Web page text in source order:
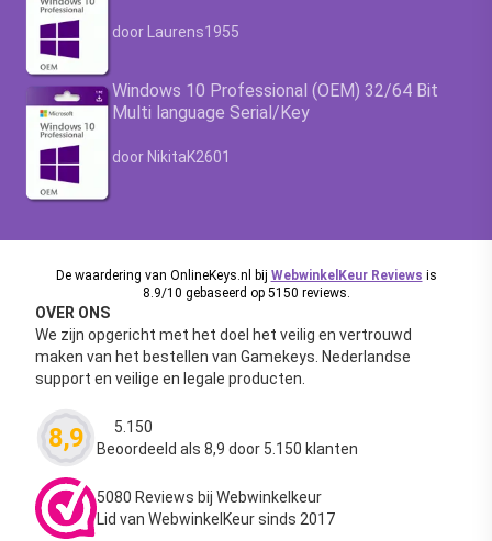
Waardering4.63uit 5
door Laurens1955
Windows 10 Professional (OEM) 32/64 Bit
Multi language Serial/Key
Waardering4.63
door NikitaK2601
De waardering van OnlineKeys.nl bij WebwinkelKeur Reviews is
8.9/10 gebaseerd op 5150 reviews.
OVER ONS
We zijn opgericht met het doel het veilig en vertrouwd
maken van het bestellen van Gamekeys. Nederlandse
support en veilige en legale producten.
8,9 Waardering
5.150
Beoordeeld als 8,9 door 5.150 klanten
5080 Reviews bij Webwinkelkeur
Lid van WebwinkelKeur sinds 2017